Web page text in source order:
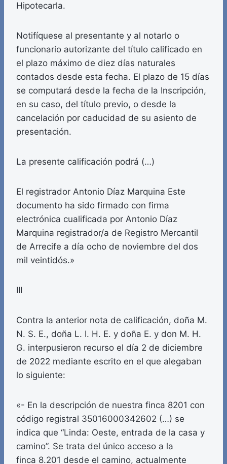
Hipotecarla.
Notifíquese al presentante y al notarlo o
funcionario autorizante del título calificado en
el plazo máximo de diez días naturales
contados desde esta fecha. El plazo de 15 días
se computará desde la fecha de la Inscripción,
en su caso, del título previo, o desde la
cancelación por caducidad de su asiento de
presentación.
La presente calificación podrá (…)
El registrador Antonio Díaz Marquina Este
documento ha sido firmado con firma
electrónica cualificada por Antonio Díaz
Marquina registrador/a de Registro Mercantil
de Arrecife a día ocho de noviembre del dos
mil veintidós.»
III
Contra la anterior nota de calificación, doña M.
N. S. E., doña L. I. H. E. y doña E. y don M. H.
G. interpusieron recurso el día 2 de diciembre
de 2022 mediante escrito en el que alegaban
lo siguiente:
«- En la descripción de nuestra finca 8201 con
código registral 35016000342602 (…) se
indica que “Linda: Oeste, entrada de la casa y
camino”. Se trata del único acceso a la
finca 8.201 desde el camino, actualmente